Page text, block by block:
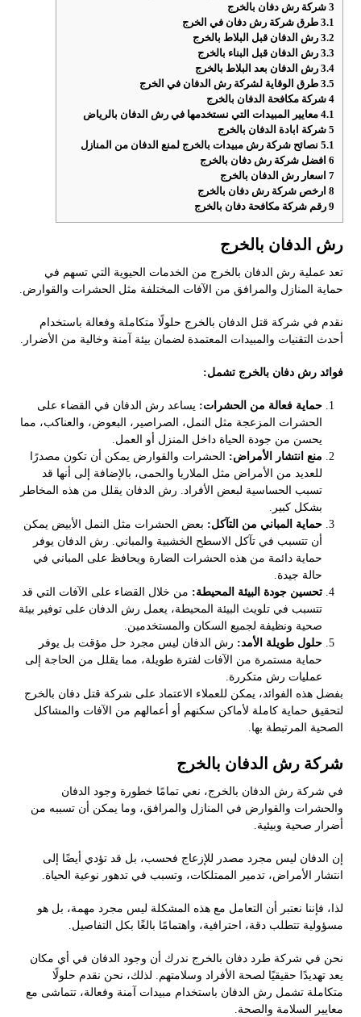
3 شركة رش دفان بالخرج
3.1 طرق شركة رش دفان في الخرج
3.2 رش الدفان قبل البلاط بالخرج
3.3 رش الدفان قبل البناء بالخرج
3.4 رش الدفان بعد البلاط بالخرج
3.5 طرق الوقاية لشركة رش الدفان في الخرج
4 شركة مكافحة الدفان بالخرج
4.1 معايير المبيدات التي نستخدمها في رش الدفان بالرياض
5 شركة ابادة الدفان بالخرج
5.1 نصائح شركة رش مبيدات بالخرج لمنع الدفان من المنازل
6 افضل شركة رش دفان بالخرج
7 اسعار رش الدفان بالخرج
8 ارخص شركة رش دفان بالخرج
9 رقم شركة مكافحة دفان بالخرج
رش الدفان بالخرج
تعد عملية رش الدفان بالخرج من الخدمات الحيوية التي تسهم في
حماية المنازل والمرافق من الآفات المختلفة مثل الحشرات والقوارض.
نقدم في شركة قتل الدفان بالخرج حلولًا متكاملة وفعالة باستخدام
أحدث التقنيات والمبيدات المعتمدة لضمان بيئة آمنة وخالية من الأضرار.
فوائد رش دفان بالخرج تشمل:
حماية فعالة من الحشرات: يساعد رش الدفان في القضاء على
الحشرات المزعجة مثل النمل، الصراصير، البعوض، والعناكب، مما
يحسن من جودة الحياة داخل المنزل أو العمل.
منع انتشار الأمراض: الحشرات والقوارض يمكن أن تكون مصدرًا
للعديد من الأمراض مثل الملاريا والحمى، بالإضافة إلى أنها قد
تسبب الحساسية لبعض الأفراد. رش الدفان يقلل من هذه المخاطر
بشكل كبير.
حماية المباني من التآكل: بعض الحشرات مثل النمل الأبيض يمكن
أن تتسبب في تآكل الاسطح الخشبية والمباني. رش الدفان يوفر
حماية دائمة من هذه الحشرات الضارة ويحافظ على المباني في
حالة جيدة.
تحسين جودة البيئة المحيطة: من خلال القضاء على الآفات التي قد
تتسبب في تلويث البيئة المحيطة، يعمل رش الدفان على توفير بيئة
صحية ونظيفة لجميع السكان والمستخدمين.
حلول طويلة الأمد: رش الدفان ليس مجرد حل مؤقت بل يوفر
حماية مستمرة من الآفات لفترة طويلة، مما يقلل من الحاجة إلى
عمليات رش متكررة.
بفضل هذه الفوائد، يمكن للعملاء الاعتماد على شركة قتل دفان بالخرج
لتحقيق حماية كاملة لأماكن سكنهم أو أعمالهم من الآفات والمشاكل
الصحية المرتبطة بها.
شركة رش الدفان بالخرج
في شركة رش الدفان بالخرج، نعي تمامًا خطورة وجود الدفان
والحشرات والقوارض في المنازل والمرافق، وما يمكن أن تسببه من
أضرار صحية وبيئية.
إن الدفان ليس مجرد مصدر للإزعاج فحسب، بل قد تؤدي أيضًا إلى
انتشار الأمراض، تدمير الممتلكات، وتسبب في تدهور نوعية الحياة.
لذا، فإننا نعتبر أن التعامل مع هذه المشكلة ليس مجرد مهمة، بل هو
مسؤولية تتطلب دقة، احترافية، واهتمامًا بالغًا بكل التفاصيل.
نحن في شركة طرد دفان بالخرج ندرك أن وجود الدفان في أي مكان
يعد تهديدًا حقيقيًا لصحة الأفراد وسلامتهم. لذلك، نحن نقدم حلولًا
متكاملة تشمل رش الدفان باستخدام مبيدات آمنة وفعالة، تتماشى مع
معايير السلامة والصحة.